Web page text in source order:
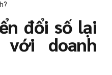
đổi số lại
doanh